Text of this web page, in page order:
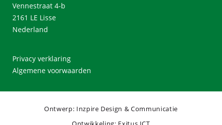
Vennestraat 4-b
2161 LE Lisse
Nederland
Privacy verklaring
Algemene voorwaarden
Ontwerp: Inzpire Design & Communicatie